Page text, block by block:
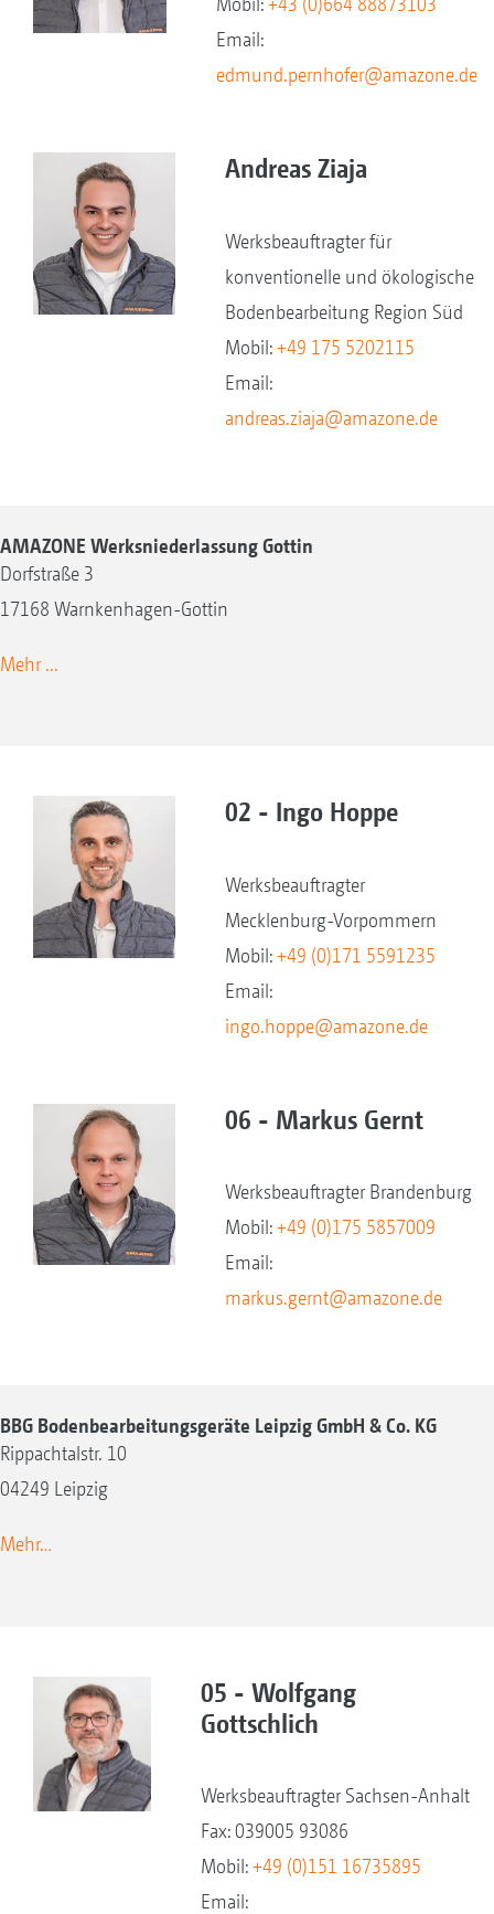
Email:
edmund.pernhofer@amazone.de
Andreas Ziaja
Werksbeauftragter für
konventionelle und ökologische
Bodenbearbeitung Region Süd
Mobil:+49 175 5202115
Email:
andreas.ziaja@amazone.de
AMAZONE Werksniederlassung Gottin
Dorfstraße 3
17168 Warnkenhagen-Gottin
Mehr ...
02 - Ingo Hoppe
Werksbeauftragter
Mecklenburg-Vorpommern
Mobil:+49 (0)171 5591235
Email:
ingo.hoppe@amazone.de
06 - Markus Gernt
Werksbeauftragter Brandenburg
Mobil:+49 (0)175 5857009
Email:
markus.gernt@amazone.de
BBG Bodenbearbeitungsgeräte Leipzig GmbH & Co. KG
Rippachtalstr. 10
04249 Leipzig
Mehr…
05 - Wolfgang
Gottschlich
Werksbeauftragter Sachsen-Anhalt
Fax: 039005 93086
Mobil:+49 (0)151 16735895
Email: